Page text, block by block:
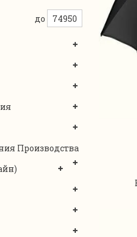
до
Производства